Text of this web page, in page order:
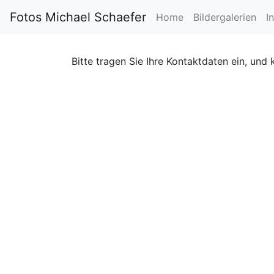
Fotos Michael Schaefer Home Bildergalerien
Bitte tragen Sie Ihre Kontaktdaten ein, und